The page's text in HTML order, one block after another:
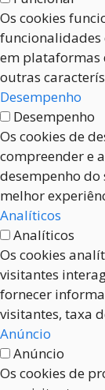
Os cookies
funcionalidades
em plataformas
outras
Desempenho
Desempenho
Os cookies de
compreender e
desempenho
melhor
Analíticos
Analíticos
Os cookies
visitantes
fornecer
visitantes, taxa
Anúncio
Anúncio
Os cookies de